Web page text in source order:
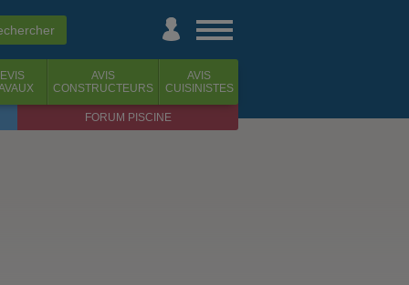
AVIS
CONSTRUCTEURS
AVIS
CUISINISTES
FORUM PISCINE